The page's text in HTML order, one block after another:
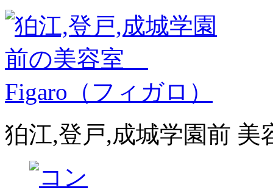
狛江,登戸,成城学園前 美